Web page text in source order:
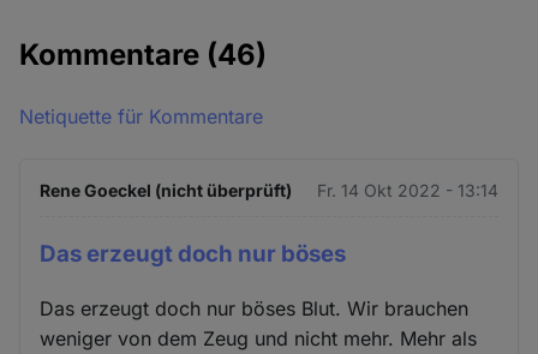
Kommentare (46)
Netiquette für Kommentare
Rene Goeckel (nicht überprüft) Fr. 14 Okt 2022 - 13:14
Das erzeugt doch nur böses
Das erzeugt doch nur böses Blut. Wir brauchen
weniger von dem Zeug und nicht mehr. Mehr als